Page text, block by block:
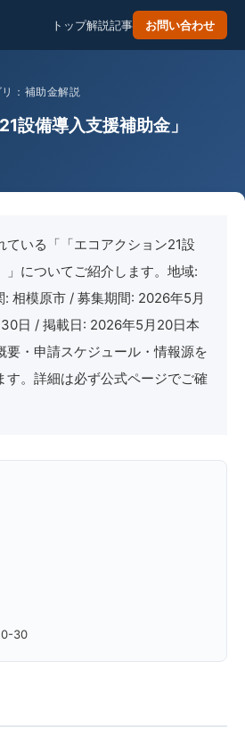
トップ解説記事 お問い合わせ
：補助金解説
設備導入支援補助金」
ている「「エコアクション21設
」についてご紹介します。地域:
相模原市 / 募集期間: 2026年5月
日 / 掲載日: 2026年5月20日本
要・申請スケジュール・情報源を
す。詳細は必ず公式ページでご確
30